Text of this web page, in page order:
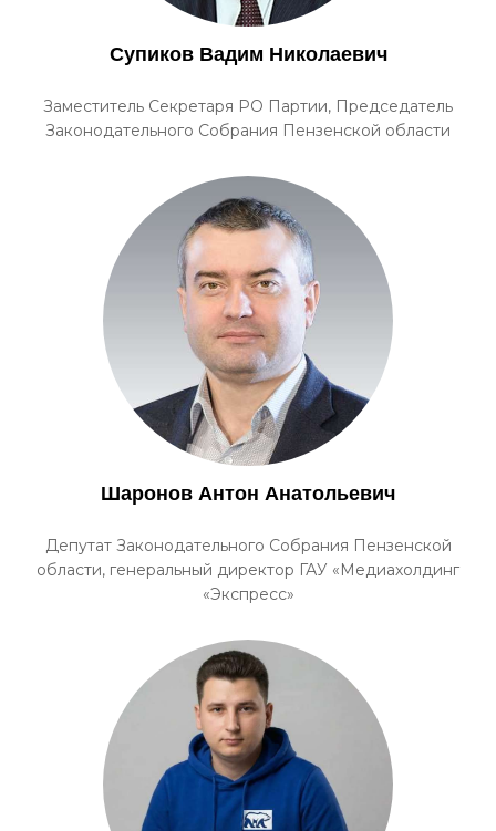
Супиков Вадим Николаевич
Заместитель Секретаря РО Партии, Председатель
Законодательного Собрания Пензенской области
Шаронов Антон Анатольевич
Депутат Законодательного Собрания Пензенской
области, генеральный директор ГАУ «Медиахолдинг
«Экспресс»